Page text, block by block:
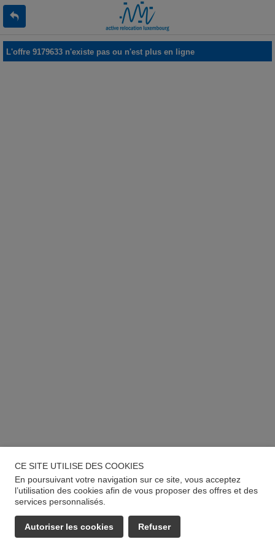
L'offre 9179633 n'existe pas ou n'est plus en ligne
CE SITE UTILISE DES COOKIES
En poursuivant votre navigation sur ce site, vous acceptez
l’utilisation des cookies afin de vous proposer des offres et des
services personnalisés.
Autoriser les cookies Refuser